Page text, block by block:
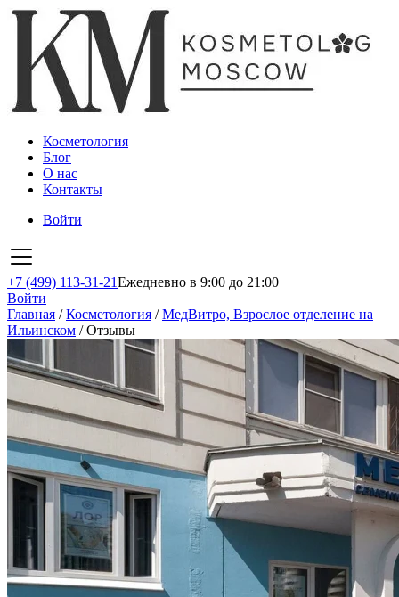
Косметология
Блог
О нас
Контакты
Войти
+7 (499) 113-31-21Ежедневно в 9:00 до 21:00
Войти
Главная /Косметология /МедВитро, Взрослое отделение на
Ильинском /Отзывы